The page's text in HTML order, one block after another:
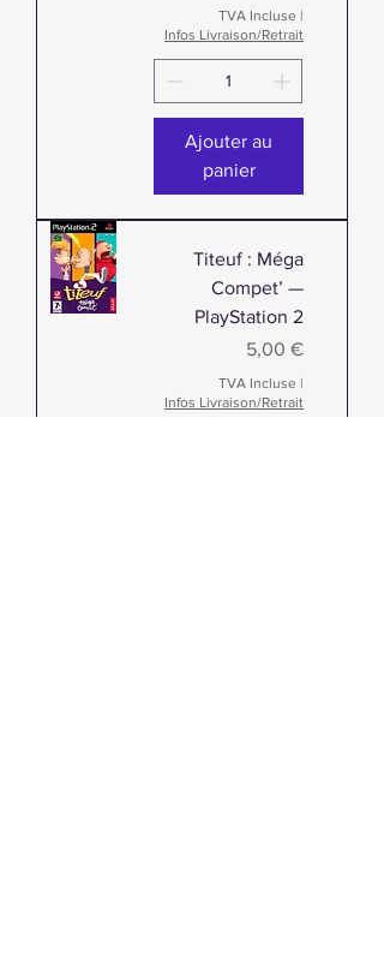
TVA Incluse |
Infos Livraison/Retrait
Ajouter au
panier
Titeuf : Méga
Compet’ —
PlayStation 2
Prix
5,00 €
TVA Incluse |
Infos Livraison/Retrait